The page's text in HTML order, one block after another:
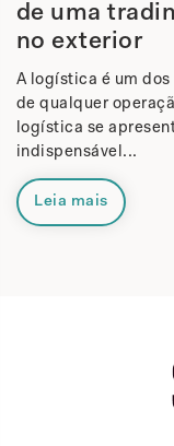
de uma
no exterior
A logística é um
de qualquer
logística se
indispensável...
Leia mais